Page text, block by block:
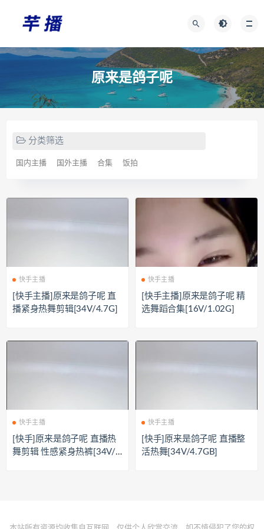
原来是鸽子呢
分类筛选
国内主播 国外主播 合集 饭拍
快手主播
[快手主播]原来是鸽子呢 直
播紧身热舞剪辑[34V/4.7G]
快手主播
[快手主播]原来是鸽子呢 精
选舞蹈合集[16V/1.02G]
快手主播
[快手]原来是鸽子呢 直播热
舞剪辑 性感紧身热裤[34V/
快手主播
[快手]原来是鸽子呢 直播整
活热舞[34V/4.7GB]